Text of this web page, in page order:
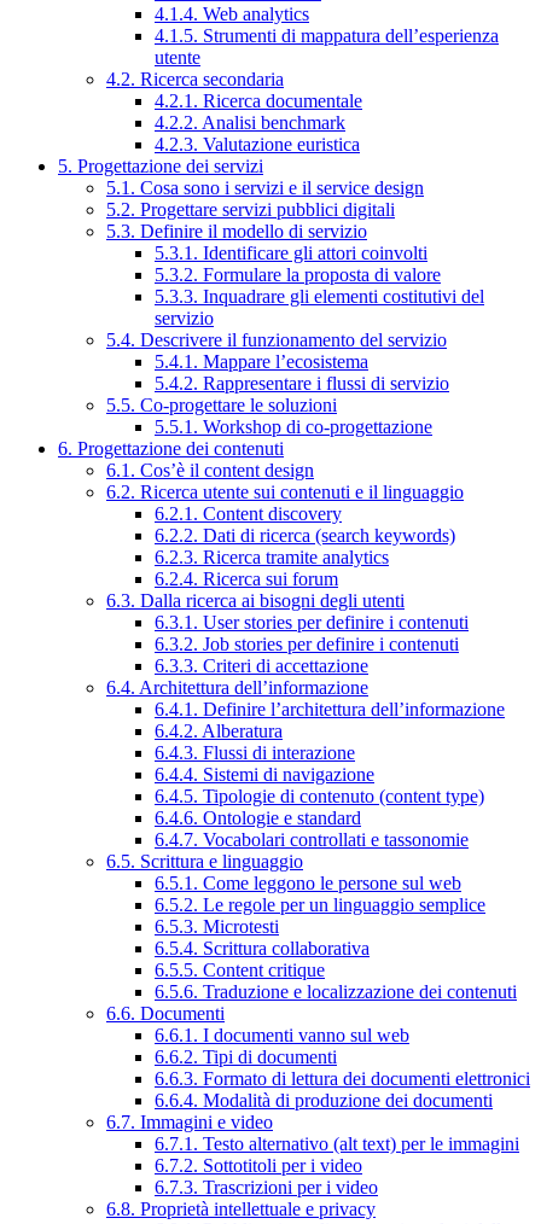
4.1.4. Web analytics
4.1.5. Strumenti di mappatura dell’esperienza
utente
4.2. Ricerca secondaria
4.2.1. Ricerca documentale
4.2.2. Analisi benchmark
4.2.3. Valutazione euristica
5. Progettazione dei servizi
5.1. Cosa sono i servizi e il service design
5.2. Progettare servizi pubblici digitali
5.3. Definire il modello di servizio
5.3.1. Identificare gli attori coinvolti
5.3.2. Formulare la proposta di valore
5.3.3. Inquadrare gli elementi costitutivi del
servizio
5.4. Descrivere il funzionamento del servizio
5.4.1. Mappare l’ecosistema
5.4.2. Rappresentare i flussi di servizio
5.5. Co-progettare le soluzioni
5.5.1. Workshop di co-progettazione
6. Progettazione dei contenuti
6.1. Cos’è il content design
6.2. Ricerca utente sui contenuti e il linguaggio
6.2.1. Content discovery
6.2.2. Dati di ricerca (search keywords)
6.2.3. Ricerca tramite analytics
6.2.4. Ricerca sui forum
6.3. Dalla ricerca ai bisogni degli utenti
6.3.1. User stories per definire i contenuti
6.3.2. Job stories per definire i contenuti
6.3.3. Criteri di accettazione
6.4. Architettura dell’informazione
6.4.1. Definire l’architettura dell’informazione
6.4.2. Alberatura
6.4.3. Flussi di interazione
6.4.4. Sistemi di navigazione
6.4.5. Tipologie di contenuto (content type)
6.4.6. Ontologie e standard
6.4.7. Vocabolari controllati e tassonomie
6.5. Scrittura e linguaggio
6.5.1. Come leggono le persone sul web
6.5.2. Le regole per un linguaggio semplice
6.5.3. Microtesti
6.5.4. Scrittura collaborativa
6.5.5. Content critique
6.5.6. Traduzione e localizzazione dei contenuti
6.6. Documenti
6.6.1. I documenti vanno sul web
6.6.2. Tipi di documenti
6.6.3. Formato di lettura dei documenti elettronici
6.6.4. Modalità di produzione dei documenti
6.7. Immagini e video
6.7.1. Testo alternativo (alt text) per le immagini
6.7.2. Sottotitoli per i video
6.7.3. Trascrizioni per i video
6.8. Proprietà intellettuale e privacy